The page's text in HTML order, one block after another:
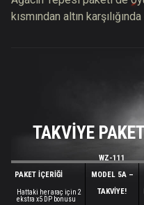
kısmından altın
TAKVİYE
PAKET İÇERİĞİ
Hattaki her araç için 2
ekstra x5 DP bonusu
WZ-111
MODEL 5A –
TAKVİYE!